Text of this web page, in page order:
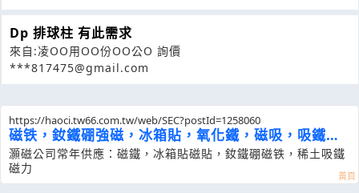
Dp 排球柱 有此需求
來自:凌OO用OO份OO公O 詢價
***817475@gmail.com
https://haoci.tw66.com.tw/web/SEC?postId=1258060
磁铁，釹鐵硼強磁，冰箱貼，氧化鐵，磁吸，吸鐵，
磁鐵
灝磁公司常年供應：磁鐵，冰箱貼磁貼，釹鐵硼磁铁，稀土吸鐵
磁力